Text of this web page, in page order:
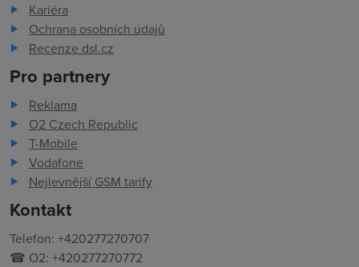
Kariéra
Ochrana osobních údajů
Recenze dsl.cz
Pro partnery
Reklama
O2 Czech Republic
T-Mobile
Vodafone
Nejlevnější GSM tarify
Kontakt
Telefon: +420277270707
☎ O2: +420277270772